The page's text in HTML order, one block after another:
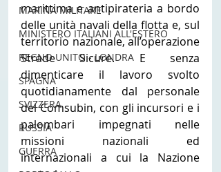
MARINA MILITARE
MINISTERO ITALIANI ALL'ESTERO
REGNO UNITO - LONDRA
SPAGNA
SVIZZERA
RUSSIA
GUERRA
marittima e antipirateria a bordo
delle unità navali della flotta e, sul
territorio nazionale, all’operazione
Strade Sicure. E senza
dimenticare il lavoro svolto
quotidianamente dal personale
del Comsubin, con gli incursori e i
palombari impegnati nelle
missioni nazionali ed
internazionali a cui la Nazione